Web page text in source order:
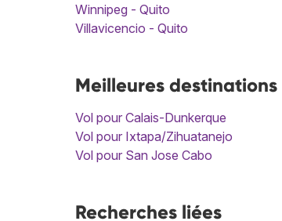
Winnipeg - Quito
Villavicencio - Quito
Meilleures
Vol pour Calais-Dunkerque
Vol pour Ixtapa/Zihuatanejo
Vol pour San Jose Cabo
Recherches liées